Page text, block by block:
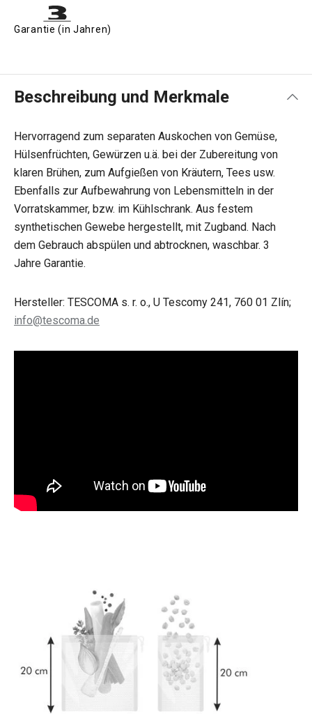
Garantie (in Jahren)
Beschreibung und Merkmale
Hervorragend zum separaten Auskochen von Gemüse,
Hülsenfrüchten, Gewürzen u.ä. bei der Zubereitung von
klaren Brühen, zum Aufgießen von Kräutern, Tees usw.
Ebenfalls zur Aufbewahrung von Lebensmitteln in der
Vorratskammer, bzw. im Kühlschrank. Aus festem
synthetischen Gewebe hergestellt, mit Zugband. Nach
dem Gebrauch abspülen und abtrocknen, waschbar. 3
Jahre Garantie.
Hersteller: TESCOMA s. r. o., U Tescomy 241, 760 01 Zlín;
info@tescoma.de